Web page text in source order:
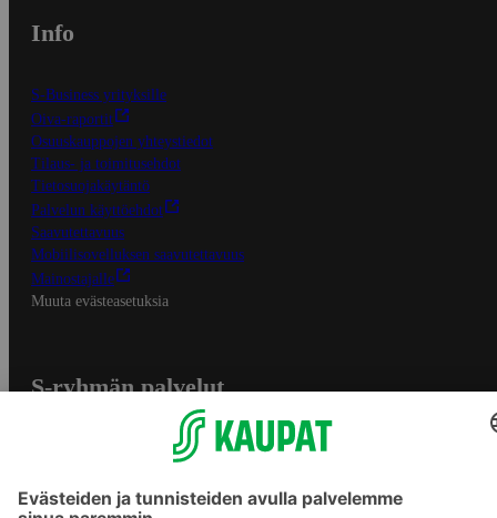
Info
S-Business yrityksille
Oiva-raportit
Osuuskauppojen yhteystiedot
Tilaus- ja toimitusehdot
Tietosuojakäytäntö
Palvelun käyttöehdot
Saavutettavuus
Mobiilisovelluksen saavutettavuus
Mainostajalle
Muuta evästeasetuksia
S-ryhmän palvelut
Yhteishyvä Ruoka -sovellus